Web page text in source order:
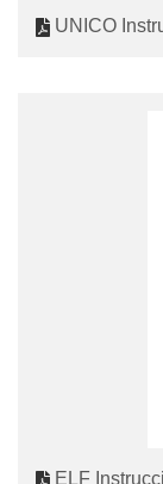
UNICO
ELF